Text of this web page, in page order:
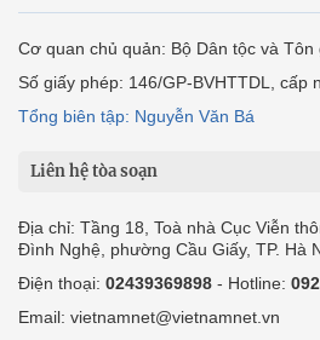
Cơ quan chủ quản: Bộ Dân tộc và Tôn
Số giấy phép: 146/GP-BVHTTDL, cấp
Tổng biên tập: Nguyễn Văn Bá
Liên hệ tòa soạn
Địa chỉ: Tầng 18, Toà nhà Cục Viễn
Đình Nghệ, phường Cầu Giấy, TP. Hà
Điện thoại: 02439369898 - Hotline:
Email: vietnamnet@vietnamnet.vn